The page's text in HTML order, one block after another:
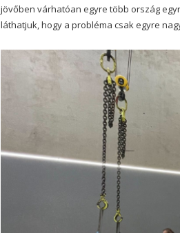
jövőben várhatóan egyre több ország
láthatjuk, hogy a probléma csak egyre